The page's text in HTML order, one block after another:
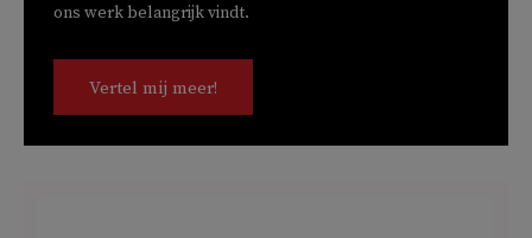
ons werk belangrijk vindt.
Vertel mij meer!